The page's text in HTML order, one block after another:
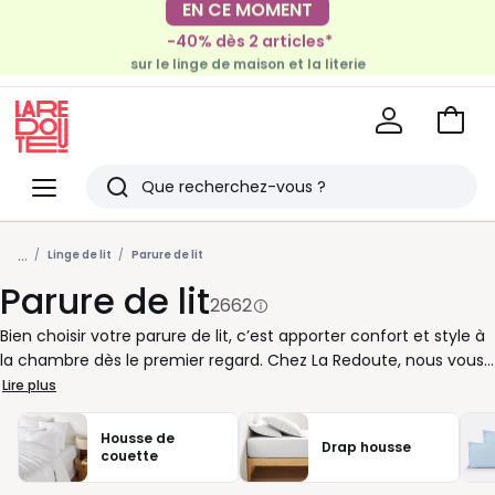
EN CE MOMENT
-30€ tous les 100€*
sur le meuble & la déco
EN CE MOMENT
-40% dès 2 articles*
sur le linge de maison et la literie
Menu
Redoute
Rechercher
Derniers
articles
vus
Voir
... Linge de lit Parure de lit
Parure de lit2662
Bien choisir votre parure de lit, c’est apporter confort et style à
la chambre dès le premier regard. Chez La Redoute, nous vous
proposons des ensembles pensés pour habiller le lit en toute
simplicité : housse de couette, taies d’oreiller, et parfois drap-
housse ou drap plat selon les modèles. Pour faire le bon choix,
commencez par la matière. Le coton est apprécié pour sa
douceur et sa facilité d’entretien. La percale offre un toucher
Lire plus
Housse de
couette
Drap housse